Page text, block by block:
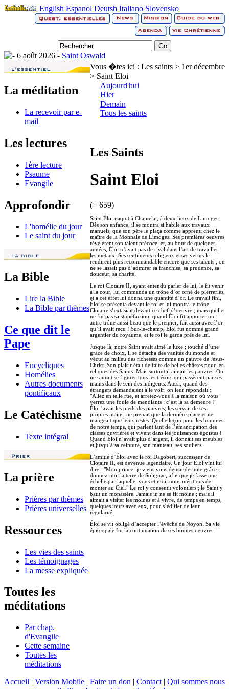
English Espanol Deutsh Italiano Slovensko
6 août 2026 - Saint Oswald
La méditation
La recevoir par e-
mail
Les lectures
1ère lecture
Psaume
Evangile
Approfondir
L'homélie du jour
Le saint du jour
La Bible
Lire la Bible
La Bible par thèmes
Ce que dit le
Pape
Encycliques
Homélies
Autres documents
pontificaux
Le Catéchisme
Texte intégral
La prière
Prières par thèmes
Prières universelles
Ressources
Les vies des saints
Les témoignages
La messe expliquée
Toutes les
méditations
Par chap.
d'Evangile
Cette semaine
Toutes les
méditations
Vous �tes ici : Les saints > 1er décembre
> Saint Eloi
Aujourd'hui
Hier
Demain
Tous les saints
Les Saints
Saint Eloi
(+ 659)
Saint Éloi naquit à Chaptelat, à deux lieux de Limoges.
Dès son enfance, il se montra si habile aux travaux
manuels, que son père le plaça comme apprenti chez le
maître de la Monnaie de Limoges. Ses premières oeuvres
révélèrent son talent précoce, et, au bout de quelques
années, Éloi n’avait pas de rival dans l’art de travailler
les métaux. Ses sentiments religieux et ses vertus le
rendirent plus recommandable encore que ses talents ; on
ne se lassait pas d’admirer sa franchise, sa prudence, sa
douceur, sa charité.
Le roi Clotaire II, ayant entendu parler de lui, le fit venir
à la cour, lui commanda un trône d’or orné de pierreries,
et à cet effet lui donna une quantité d’or. Le travail fini,
Éloi se présenta devant le roi et lui montra le trône.
Clotaire s’extasiait devant ce chef-d’oeuvre ; mais quelle
ne fut pas sa stupéfaction, quand Éloi fit apporter un
autre trône aussi beau que le premier, fait aussi avec l’or
qu’il avait reçu ! Sur-le-champ, Éloi fut nommé grand
argentier du royaume, et le roi le garda près de lui.
Jusque là, notre Saint avait aimé le luxe ; touché d’une
grâce de choix, il se détacha des vanités du monde et
vécut au milieu des richesses comme un pauvre de Jésus-
Christ. Son plaisir était de faire de belles châsses pour les
reliques des Saints. Mais surtout il aimait les pauvres. On
ne saurait se figurer tous les trésors qui passèrent par ses
mains dans le sein des indigents. Aussi, quand des
étrangers demandaient à le voir, on leur répondait :
"Allez en telle rue, et arrêtez-vous à la maison où vous
verrez une foule de mendiants : c’est là sa demeure !"
Éloi lavait les pieds des pauvres, les servait de ses
propres mains, ne prenait que la dernière place et ne
mangeait que leurs restes. Quelle leçon pour les hommes
de notre temps, qui parlent tant de l’émancipation des
classes ouvrières et vivent dans les jouissances égoïstes !
Quand Éloi n’avait plus d’argent, il donnait ses meubles
et jusqu’à sa ceinture, son manteau, ses souliers.
L’amitié d’Éloi avec le roi Dagobert, successeur de
Clotaire II, est devenue légendaire. Un jour Éloi vint lui
dire : "Mon prince, je viens vous demander une grâce ;
donnez-moi la terre de Solignac, afin que je fasse une
échelle par laquelle, vous et moi, nous méritions de
monter au Ciel." Le roi y consentit volontiers ; le Saint y
bâtit un monastère. Jamais in ne se fit moine ; mais il
aimait à visiter les moines et à vivre, de temps en temps,
quelques jours avec eux, pour s’édifier de leur
régularité.
Éloi se vit obligé d’accepter l’évêché de Noyon. Sa vie
épiscopale fut la continuation de ses bonnes oeuvres.
Accueil | Version Mobile | Faire un don | Contact | Qui sommes nous